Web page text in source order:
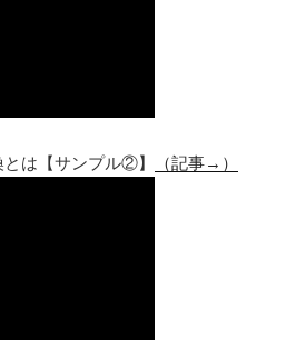
は【サンプル②】 （記事→）